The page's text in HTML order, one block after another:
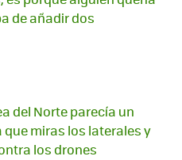
de añadir dos
del Norte parecía un
que miras los laterales y
los drones